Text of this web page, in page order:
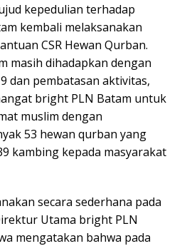
kepedulian terhadap
kembali melaksanakan
CSR Hewan Qurban.
masih dihadapkan dengan
dan pembatasan aktivitas,
bright PLN Batam untuk
muslim dengan
53 hewan qurban yang
kambing kepada masyarakat
secara sederhana pada
Utama bright PLN
mengatakan bahwa pada